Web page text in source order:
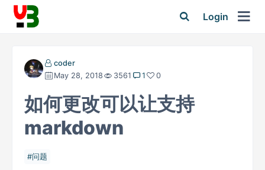
Login
coder
May 28, 2018
3561 1 0
如何更改可以让支持
markdown
问题